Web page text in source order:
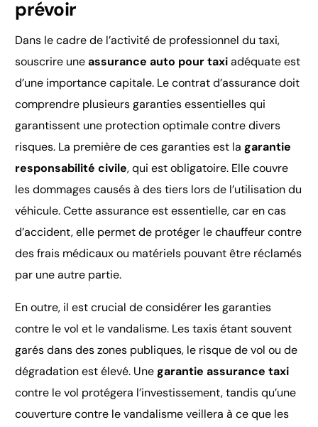
prévoir
Dans le cadre de l’activité de professionnel du taxi,
souscrire uneassurance auto pour taxiadéquate est
d’une importance capitale. Le contrat d’assurance doit
comprendre plusieurs garanties essentielles qui
garantissent une protection optimale contre divers
risques. La première de ces garanties est lagarantie
responsabilité civile, qui est obligatoire. Elle couvre
les dommages causés à des tiers lors de l’utilisation du
véhicule. Cette assurance est essentielle, car en cas
d’accident, elle permet de protéger le chauffeur contre
des frais médicaux ou matériels pouvant être réclamés
par une autre partie.
En outre, il est crucial de considérer les garanties
contre le vol et le vandalisme. Les taxis étant souvent
garés dans des zones publiques, le risque de vol ou de
dégradation est élevé. Unegarantie assurance taxi
contre le vol protégera l’investissement, tandis qu’une
couverture contre le vandalisme veillera à ce que les